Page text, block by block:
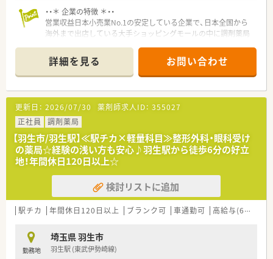
・・＊ 企業の特徴 ＊・・
営業収益日本小売業No.1の安定している企業で、日本全国から
海外まで出店している大手ショッピングモールの中に調剤薬局
■面分業がメインのため、多くの医療機関から処方箋を応需して
いるので、薬の品目数も多く、幅広い知識・スキルを磨くことが
できます。
■OTC併設店だからこそ『健康をトータルでサポート』できま
す。
※赤ちゃんからお年寄りまで健康相談を通じてセルフメディケ
ーション推進に貢献でき、カウンセリング力を身につけられる環
境です。
※在宅医療への取り組みも積極的行っております。
■漢方の取り扱いを促進しており、普通の調剤薬局では扱ってい
ない種類の漢方も勉強できます。
■薬剤師としての専門制はもちろん、多様なキャリアを支援する
システムが整っています。
【例】管理薬剤師・店長・教育担当・エリア責任者・新規事業の立ち
上げ・バイヤー/商品開発等
連続休暇を1～3回に分けて取得し、年間休日120～125日（長
期休日20日間含む）あるので、ライフワークバランスが充実して
います。
詳細を見る お問い合わせ
更新日： 2026/07/30 薬剤師求人ID： 355027
正社員
調剤薬局
【羽生市/羽生駅】≪駅チカ×軽量科目≫整形外科・眼科受け
の薬局☆経験の浅い方も安心♪羽生駅から徒歩6分の好立
地！年間休日120日以上☆
検討リストに追加
駅チカ 年間休日120日以上 ブランク可 車通勤可 高給与(600万円以上)
勤務地
埼玉県 羽生市
羽生駅 (東武伊勢崎線)